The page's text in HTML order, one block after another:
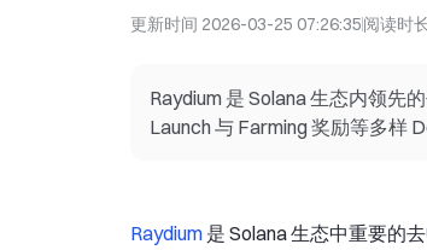
更新时间 2026-03-25 07:26:35阅读时
Raydium 是 Solana 生态内领先
Launch 与 Farming 奖励等多样
Raydium 是 Solana 生态中重要的